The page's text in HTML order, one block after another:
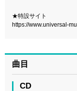
★特設サイト
https://www.universal-
曲目
CD